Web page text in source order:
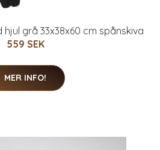
hjul grå 33x38x60 cm spånskiva
559 SEK
MER INFO!